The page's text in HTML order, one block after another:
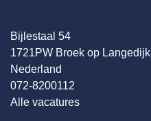
Bijlestaal 54
1721PW Broek op Langedijk
Nederland
072-8200112
Alle vacatures